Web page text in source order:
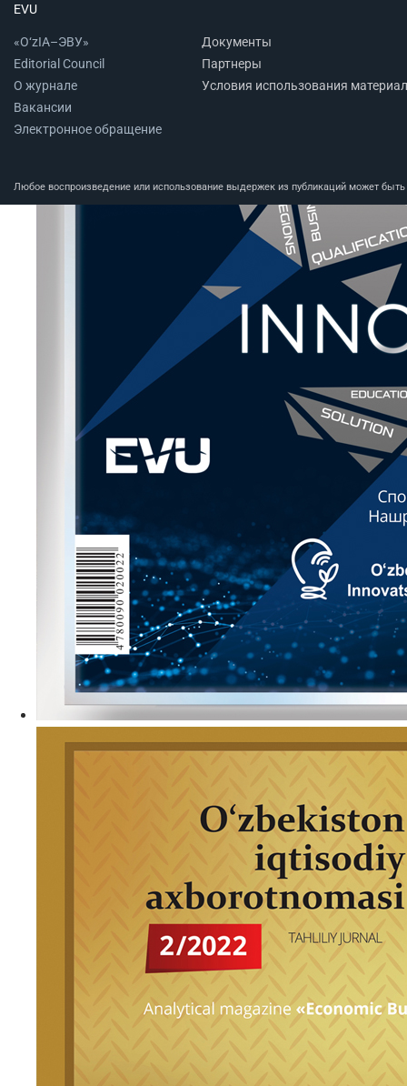
EVU
«O‘zIA–ЭВУ»
Editorial Council
О журнале
Вакансии
Электронное обращение
Документы
Партнеры
Условия использования
Любое воспроизведение или использование выдержек из публикаций может